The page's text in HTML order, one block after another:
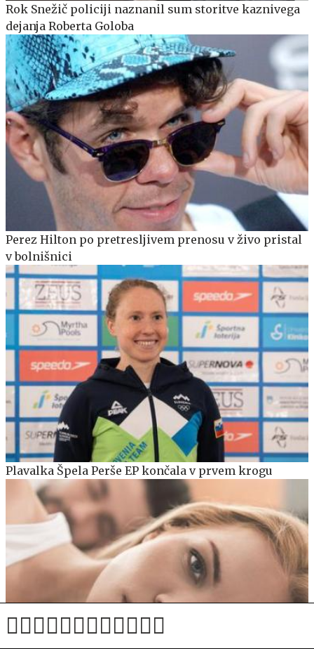
Rok Snežič policiji naznanil sum storitve kaznivega
dejanja Roberta Goloba
Perez Hilton po pretresljivem prenosu v živo pristal
v bolnišnici
Plavalka Špela Perše EP končala v prvem krogu